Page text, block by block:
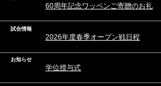
60周年記念ワッペンご寄贈のお礼
試合情報
2026年度春季オープン戦日程
お知らせ
学位授与式